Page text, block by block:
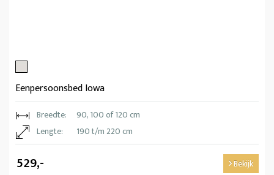
Eenpersoonsbed Iowa
Breedte:
90, 100 of 120 cm
Lengte:
190 t/m 220 cm
529,- Bekijk